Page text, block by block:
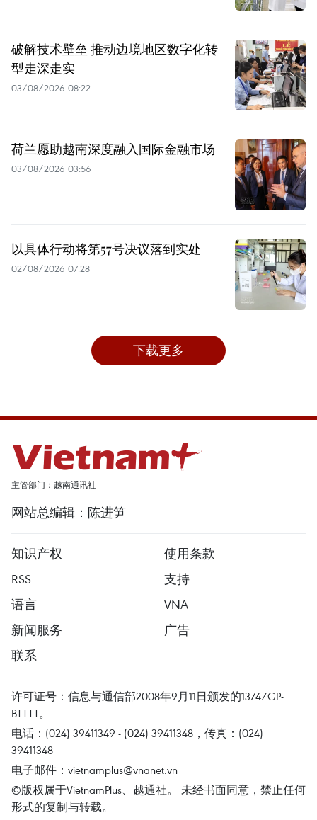
破解技术壁垒 推动边境地区数字化转
型走深走实
03/08/2026 08:22
荷兰愿助越南深度融入国际金融市场
03/08/2026 03:56
以具体行动将第57号决议落到实处
02/08/2026 07:28
下载更多
主管部门：越南通讯社
网站总编辑：陈进笋
知识产权
使用条款
RSS
支持
语言
VNA
新闻服务
广告
联系
许可证号：信息与通信部2008年9月11日颁发的1374/GP-
BTTTT。
电话：(024) 39411349 - (024) 39411348，传真：(024)
39411348
电子邮件： vietnamplus@vnanet.vn
©版权属于VietnamPlus、越通社。 未经书面同意，禁止任何
形式的复制与转载。